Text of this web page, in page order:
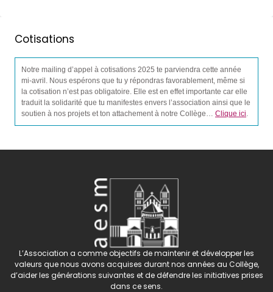
Cotisations
Notre mailing d’appel à cotisations 2025 te parviendra cette année
mi-avril. Nous espérons que tu y répondras favorablement, même si
la cotisation n’est pas obligatoire. Elle est en effet importante car elle
traduit la solidarité que tu manifestes envers l’association ainsi que le
soutien à nos projets et ton attachement à notre Collège… Clique ici.
L’Association a comme objectifs de maintenir et développer les
valeurs que nous avons acquises durant nos années au Collège,
d’aider les générations suivantes et de défendre les initiatives prises
dans ce sens.